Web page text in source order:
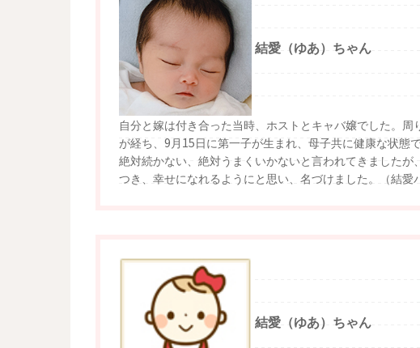
結愛（ゆあ）ちゃん
自分と嫁は付き合った当時、ホストとキャバ嬢でした。
が経ち、9月15日に第一子が生まれ、母子共に健康な状態
絶対続かない、絶対うまくいかないと言われてきました
つき、幸せになれるようにと思い、名づけました。（結愛
結愛（ゆあ）ちゃん